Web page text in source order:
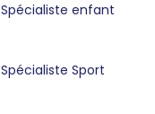
Spécialiste enfant
Spécialiste Sport